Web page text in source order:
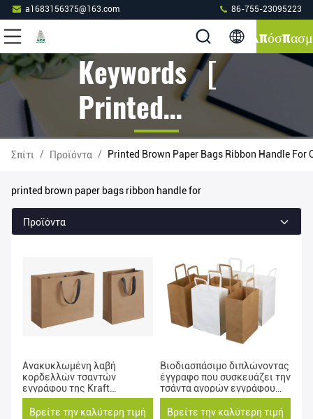
a1683156375@163.com 86-755-23095223
Keywords [
Printed
Brown Paper
Bags Ribbon
Handle For ]
Match 2
Προϊόντα
Σπίτι / Προϊόντα / Printed Brown Paper Bags Ribbon Handle For
printed brown paper bags ribbon handle for
Προϊόντα
Ανακυκλωμένη λαβή
κορδελλών τσαντών
εγγράφου της Kraft
συνήθειας για τις αγορές
Βρείτε την καλύτερη τιμή
Βιοδιασπάσιμο διπλώνοντας
έγγραφο που συσκευάζει την
τσάντα αγορών εγγράφου
300um Kraft
Βρείτε την καλύτερη τιμή